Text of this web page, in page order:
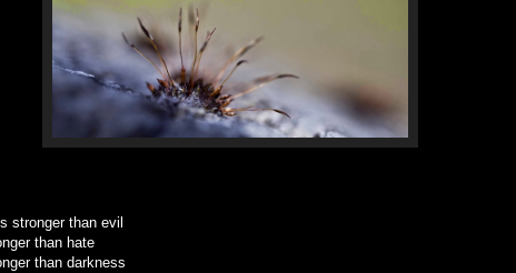
stronger than evil
than hate
than darkness